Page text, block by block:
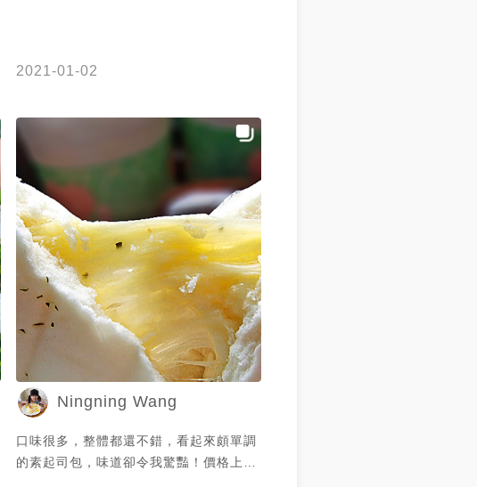
2021-01-02
Ningning Wang
口味很多，整體都還不錯，看起來頗單調
的素起司包，味道卻令我驚豔！價格上偏